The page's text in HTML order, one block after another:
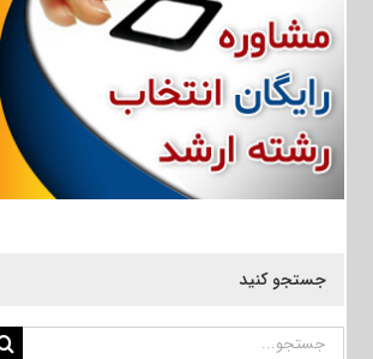
جستجو کنید
جستجو